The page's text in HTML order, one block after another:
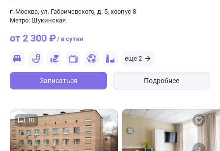
г. Москва, ул. Габричевского, д. 5, корпус 8
Метро: Щукинская
от 2 300 ₽/ в сутки
еще 2
Записаться Подробнее
10